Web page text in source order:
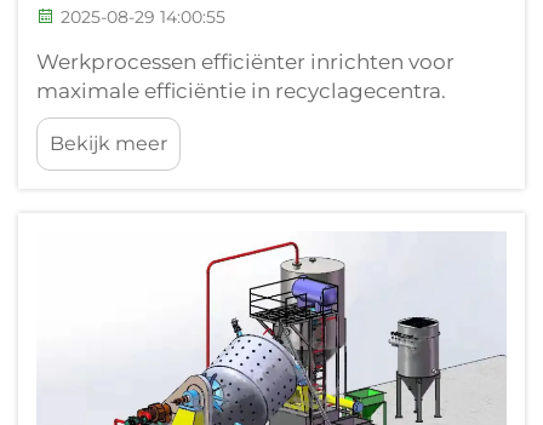
2025-08-29 14:00:55
Werkprocessen efficiënter inrichten voor
maximale efficiëntie in recyclagecentra.
Recyclageinstallaties staan bloot aan unieke
uitdagingen bij het verwerken van
uiteenlopende materialen, terwijl ze
milieunormen. Het optimaliseren van de
werkstroom in een recyclage...
Bekijk meer